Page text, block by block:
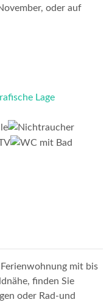
oder auf
Lage
mit bis
finden Sie
oder Rad-und